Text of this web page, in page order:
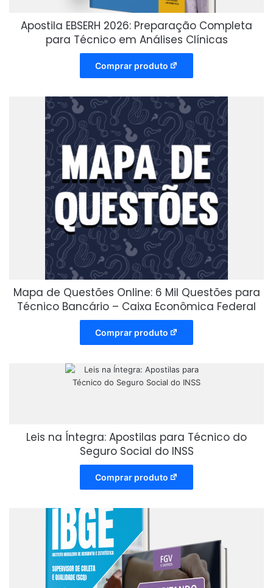
Apostila EBSERH 2026: Preparação Completa
para Técnico em Análises Clínicas
Comprar produto
Mapa de Questões Online: 6 Mil Questões para
Técnico Bancário – Caixa Econômica Federal
Comprar produto
Leis na Íntegra: Apostilas para Técnico do
Seguro Social do INSS
Comprar produto